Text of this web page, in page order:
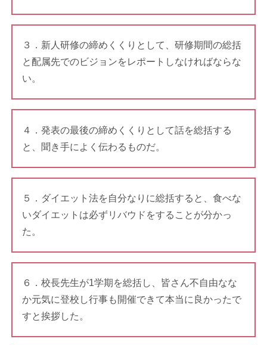
３．新人研修の締めくくりとして、研修期間の総括
と配属先でのビジョンをレポートしなければならな
い。
４．発表の最後の締めくくりとして話を総括する
と、聞き手によく伝わるものだ。
５．ダイエット法を自分なりに総括すると、食べな
いダイエットは必ずリバウドをすることが分かっ
た。
６．校長先生が1学期を総括し、皆さん不自由なな
か元気に登校し行事も開催できて本当に良かったで
すと挨拶した。